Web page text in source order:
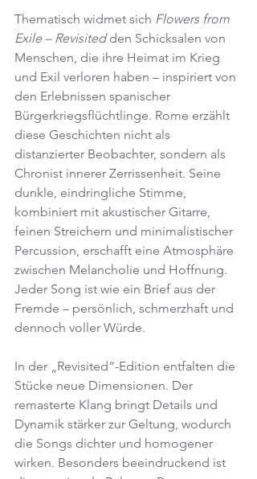
Thematisch widmet sich Flowers from
Exile – Revisited den Schicksalen von
Menschen, die ihre Heimat im Krieg
und Exil verloren haben – inspiriert von
den Erlebnissen spanischer
Bürgerkriegsflüchtlinge. Rome erzählt
diese Geschichten nicht als
distanzierter Beobachter, sondern als
Chronist innerer Zerrissenheit. Seine
dunkle, eindringliche Stimme,
kombiniert mit akustischer Gitarre,
feinen Streichern und minimalistischer
Percussion, erschafft eine Atmosphäre
zwischen Melancholie und Hoffnung.
Jeder Song ist wie ein Brief aus der
Fremde – persönlich, schmerzhaft und
dennoch voller Würde.
In der „Revisited“-Edition entfalten die
Stücke neue Dimensionen. Der
remasterte Klang bringt Details und
Dynamik stärker zur Geltung, wodurch
die Songs dichter und homogener
wirken. Besonders beeindruckend ist